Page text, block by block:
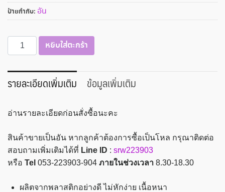
ป้ายกำกับ: อัน
จำนวน
ไม้บรรทัด
มาสเตอร์
อาร์ต
ซม.
ฟัน
นี่
เดียร์
หยิบใส่ตะกร้า
รายละเอียดเพิ่มเติม ข้อมูลเพิ่มเติม
อ่านรายละเอียดก่อนสั่งซื้อนะคะ
สินค้าขายเป็นอัน หากลูกค้าต้องการซื้อเป็นโหล กรุณาติดต่อ
สอบถามเพิ่มเติมได้ที่ Line ID : srw223903
หรือ Tel 053-223903-904 ภายในช่วงเวลา 8.30-18.30
ผลิตจากพลาสติกอย่างดี ไม่หักง่าย เนื้อหนา